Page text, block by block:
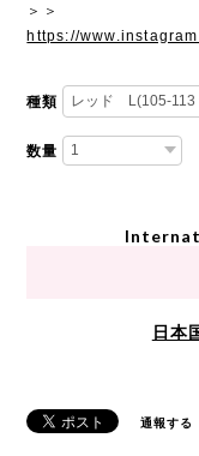
＞＞
https://
種類
数量
日本
通報する